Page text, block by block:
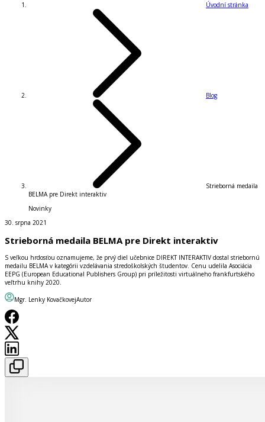
Úvodní stránka
Blog
Strieborná medaila
BELMA pre Direkt interaktiv
Novinky
30. srpna 2021
Strieborná medaila BELMA pre Direkt interaktiv
S veľkou hrdosťou oznamujeme, že prvý diel učebnice DIREKT INTERAKTIV dostal striebornú
medailu BELMA v kategórii vzdelávania stredoškolských študentov. Cenu udelila Asociácia
EEPG (European Educational Publishers Group) pri príležitosti virtuálneho frankfurtského
veľtrhu knihy 2020.
Mgr. Lenky KovačkovejAutor